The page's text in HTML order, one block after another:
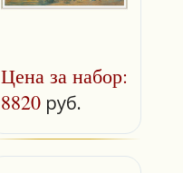
Цена за набор:
8820 руб.